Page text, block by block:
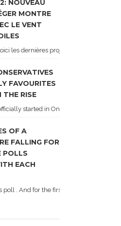
NOUVEAU
MONTRE
LE VENT
les dernières projections basées sur
FAVOURITES
THE RISE
started in Ontario, some
OF A
FALLING FOR
POLLS
EACH
poll . And for the first time during this